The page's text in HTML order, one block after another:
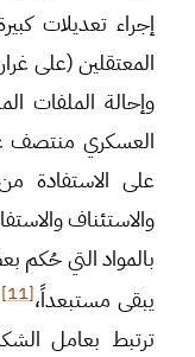
إجراء تعديلات
المعتقلين (على
وإحالة الملفات
على الاستفادة
والاستئناف
بالمواد التي حُكم
يبقى مستبعداً،[11]
ترتبط بعامل